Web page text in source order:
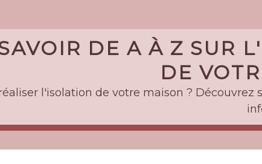
DE A À Z SUR
DE
l'isolation de votre maison ? Découvrez